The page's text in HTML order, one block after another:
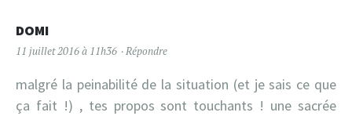
DOMI
11 juillet 2016 à 11h36 Répondre
malgré la peinabilité de la situation (et je sais ce que
ça fait !) , tes propos sont touchants ! une sacrée